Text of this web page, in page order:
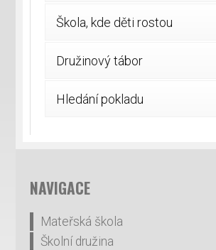
Škola, kde děti rostou
Družinový tábor
Hledání pokladu
NAVIGACE
Mateřská škola
Školní družina